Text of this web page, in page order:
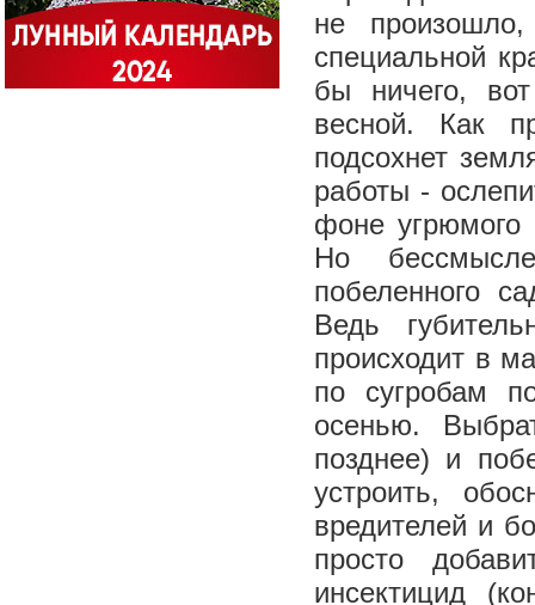
не
специальной
бы ничего,
весной. Как
подсохнет
работы -
фоне угрюмого
Но
побеленного
Ведь
происходит в
по сугробам
осенью.
позднее) и
устроить,
вредителей и
просто
инсектицид